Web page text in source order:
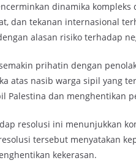
dinamika
dan tekanan internasional
alasan risiko terhadap
prihatin dengan
atas nasib warga sipil yang
Palestina dan menghentikan
resolusi ini menunjukkan
tersebut menyatakan
kekerasan.